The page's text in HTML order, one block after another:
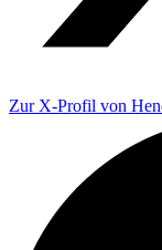
Zur X-Profil von